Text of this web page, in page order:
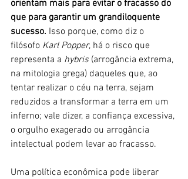
orientam mais para evitar o fracasso do
que para garantir um grandiloquente
sucesso. Isso porque, como diz o
filósofo Karl Popper, há o risco que
representa a hybris (arrogância extrema,
na mitologia grega) daqueles que, ao
tentar realizar o céu na terra, sejam
reduzidos a transformar a terra em um
inferno; vale dizer, a confiança excessiva,
o orgulho exagerado ou arrogância
intelectual podem levar ao fracasso.
Uma política econômica pode liberar